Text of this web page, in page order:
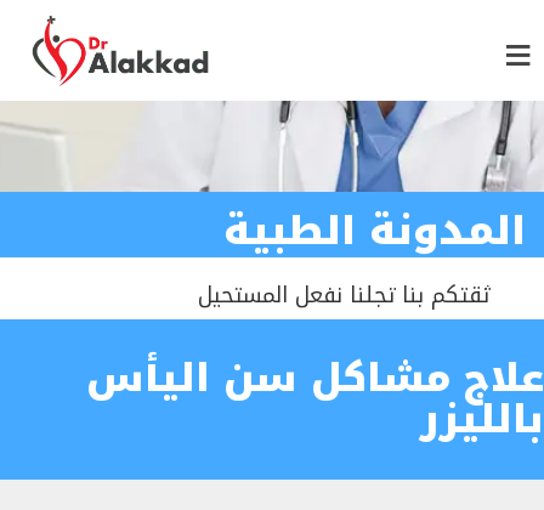
المدونة الطبية
ثقتكم بنا تجلنا نفعل المستحيل
علاج مشاكل سن اليأس
بالليزر